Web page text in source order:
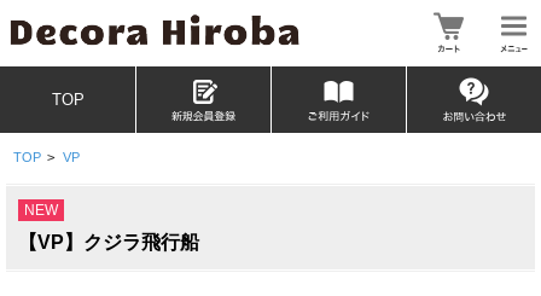
TOP
TOP > VP
NEW
【VP】クジラ飛行船